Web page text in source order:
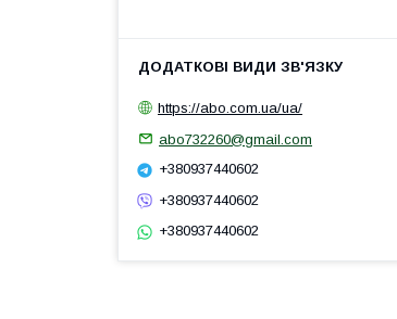
https://abo.com.ua/ua/
abo732260@gmail.com
+380937440602
+380937440602
+380937440602